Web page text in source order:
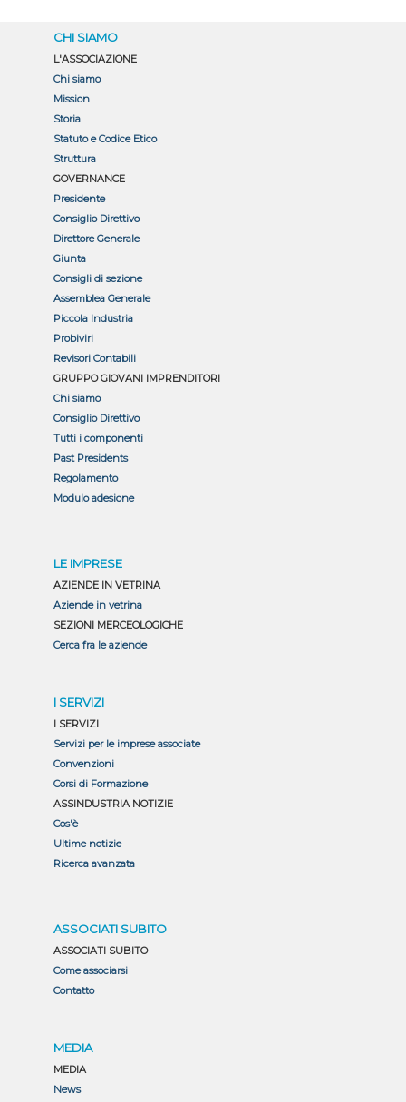
CHI SIAMO
L'ASSOCIAZIONE
Chi siamo
Mission
Storia
Statuto e Codice Etico
Struttura
GOVERNANCE
Presidente
Consiglio Direttivo
Direttore Generale
Giunta
Consigli di sezione
Assemblea Generale
Piccola Industria
Probiviri
Revisori Contabili
GRUPPO GIOVANI IMPRENDITORI
Chi siamo
Consiglio Direttivo
Tutti i componenti
Past Presidents
Regolamento
Modulo adesione
LE IMPRESE
AZIENDE IN VETRINA
Aziende in vetrina
SEZIONI MERCEOLOGICHE
Cerca fra le aziende
I SERVIZI
I SERVIZI
Servizi per le imprese associate
Convenzioni
Corsi di Formazione
ASSINDUSTRIA NOTIZIE
Cos'è
Ultime notizie
Ricerca avanzata
ASSOCIATI SUBITO
ASSOCIATI SUBITO
Come associarsi
Contatto
MEDIA
MEDIA
News